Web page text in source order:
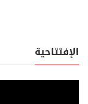
الإفتتاحية